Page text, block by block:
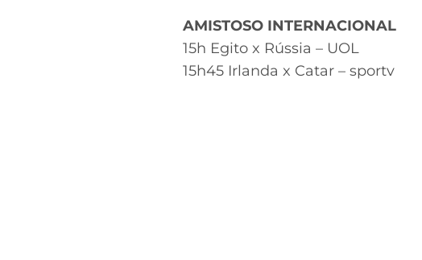
AMISTOSO INTERNACIONAL
15h Egito x Rússia – UOL
15h45 Irlanda x Catar – sportv